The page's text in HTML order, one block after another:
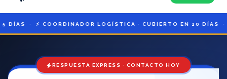
LOGÍSTICA · CUBIERTO EN 10 DÍAS · ⚡
RESPUESTA EXPRESS · CONTACTO HOY